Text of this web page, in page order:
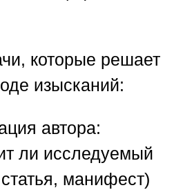
которые решает
изысканий:
автора:
ли исследуемый
статья, манифест)